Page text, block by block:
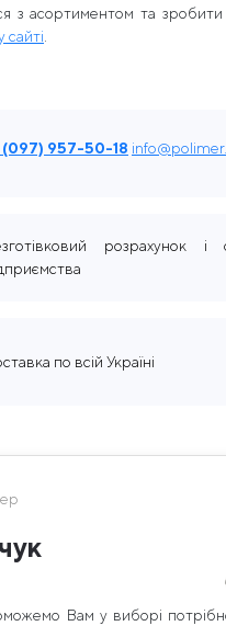
з асортиментом та
сайті
(097) 957-50-18
розрахунок
по всій Україні
Вам у виборі